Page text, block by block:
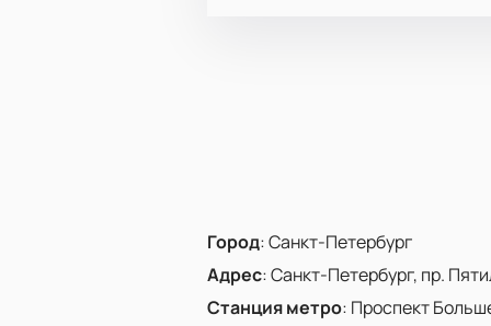
Город:Санкт-Петербург
Адрес:Санкт-Петербург, пр.
Станция метро: Проспект